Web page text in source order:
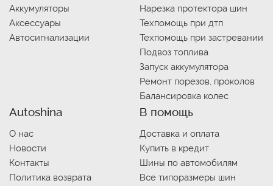
Аккумуляторы
Аксессуары
Автосигнализации
Нарезка протектора шин
Техпомощь при дтп
Техпомощь при застревании
Подвоз топлива
Запуск аккумулятора
Ремонт порезов, проколов
Балансировка колес
Autoshina
О нас
Новости
Контакты
Политика возврата
В помощь
Доставка и оплата
Купить в кредит
Шины по автомобилям
Все типоразмеры шин